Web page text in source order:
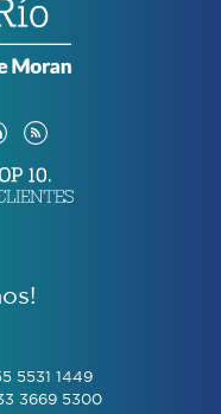
5531 1449
3669 5300